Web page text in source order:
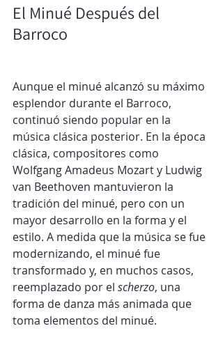
El Minué Después del
Barroco
Aunque el minué alcanzó su máximo
esplendor durante el Barroco,
continuó siendo popular en la
música clásica posterior. En la época
clásica, compositores como
Wolfgang Amadeus Mozart y Ludwig
van Beethoven mantuvieron la
tradición del minué, pero con un
mayor desarrollo en la forma y el
estilo. A medida que la música se fue
modernizando, el minué fue
transformado y, en muchos casos,
reemplazado por el scherzo, una
forma de danza más animada que
toma elementos del minué.